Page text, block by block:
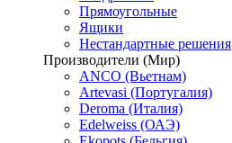
Прямоугольные
Ящики
Нестандартные решения
Производители (Мир)
ANCO (Вьетнам)
Artevasi (Португалия)
Deroma (Италия)
Edelweiss (ОАЭ)